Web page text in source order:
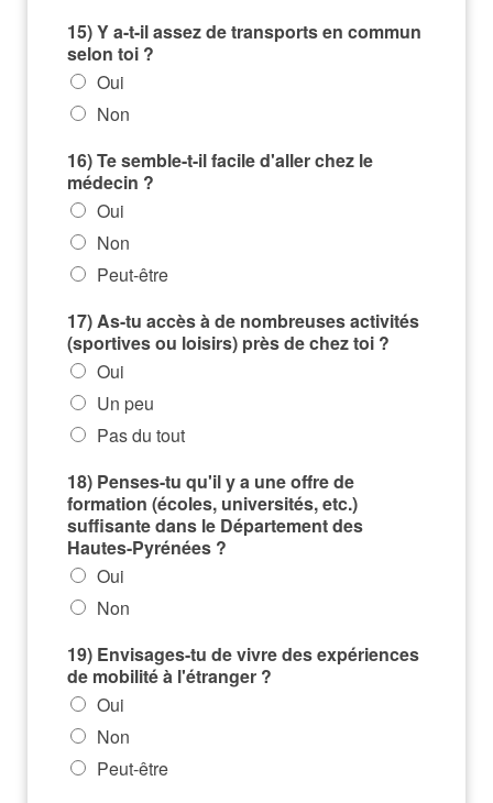
15) Y a-t-il assez de transports en commun
selon toi ?
Oui
Non
16) Te semble-t-il facile d'aller chez le
médecin ?
Oui
Non
Peut-être
17) As-tu accès à de nombreuses activités
(sportives ou loisirs) près de chez toi ?
Oui
Un peu
Pas du tout
18) Penses-tu qu'il y a une offre de
formation (écoles, universités, etc.)
suffisante dans le Département des
Hautes-Pyrénées ?
Oui
Non
19) Envisages-tu de vivre des expériences
de mobilité à l'étranger ?
Oui
Non
Peut-être